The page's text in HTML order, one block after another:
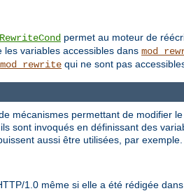
RewriteCond permet au moteur de
variables accessibles dans
mod_rewrite qui ne sont pas
mécanismes permettant de modifier
sont invoqués en définissant des
aussi être utilisées, par exemple.
1.0 même si elle a été rédigée